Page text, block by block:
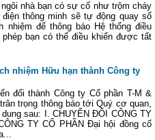
nhà bạn có sự cố như trộm cháy
thông minh sẽ tự động quay số
nhiệm để thông báo Hệ thống điều
phép bạn có thể điều khiển được tất
nhiệm Hữu hạn thành Công ty
đổi thành Công ty Cổ phần T-M &
trọng thông báo tới Quý cơ quan,
sau: I. CHUYỂN ĐỔI CÔNG TY
TY CỔ PHẦN Đại hội đồng cổ